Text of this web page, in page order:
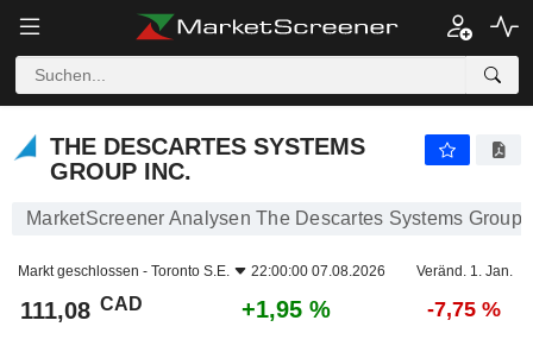
THE DESCARTES SYSTEMS
GROUP INC.
MarketScreener Analysen The Descartes Systems Group
Markt geschlossen - Toronto S.E. 22:00:00 07.08.2026 Veränd. 1. Jan.
111,08 CAD +1,95 % -7,75 %